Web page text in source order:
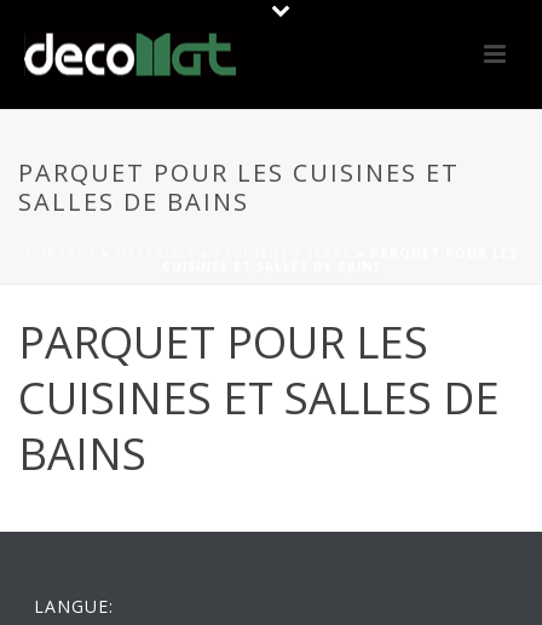
PARQUET POUR LES CUISINES ET
SALLES DE BAINS
PARQUET POUR LES
CUISINES ET SALLES DE
BAINS
LANGUE: